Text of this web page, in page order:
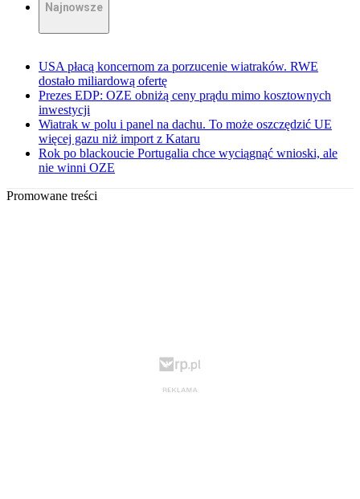
Najnowsze
USA płacą koncernom za porzucenie wiatraków. RWE
dostało miliardową ofertę
Prezes EDP: OZE obniżą ceny prądu mimo kosztownych
inwestycji
Wiatrak w polu i panel na dachu. To może oszczędzić UE
więcej gazu niż import z Kataru
Rok po blackoucie Portugalia chce wyciągnąć wnioski, ale
nie winni OZE
Promowane treści